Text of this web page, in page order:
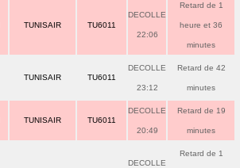
TUNISAIR TU6011
DECOLLE
22:06
Retard de 1
heure et 36
minutes
TUNISAIR TU6011
DECOLLE
23:12
Retard de 42
minutes
TUNISAIR TU6011
DECOLLE
20:49
Retard de 19
minutes
DECOLLE
Retard de 1